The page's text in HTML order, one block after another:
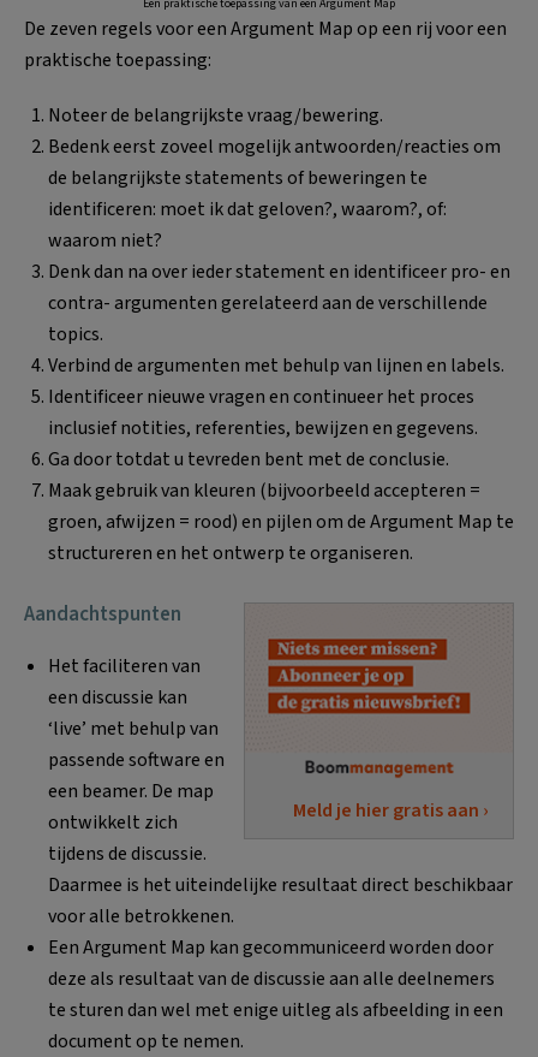
Een praktische toepassing van een Argument Map
De zeven regels voor een Argument Map op een rij voor een
praktische toepassing:
Noteer de belangrijkste vraag/bewering.
Bedenk eerst zoveel mogelijk antwoorden/reacties om
de belangrijkste statements of beweringen te
identificeren: moet ik dat geloven?, waarom?, of:
waarom niet?
Denk dan na over ieder statement en identificeer pro- en
contra- argumenten gerelateerd aan de verschillende
topics.
Verbind de argumenten met behulp van lijnen en labels.
Identificeer nieuwe vragen en continueer het proces
inclusief notities, referenties, bewijzen en gegevens.
Ga door totdat u tevreden bent met de conclusie.
Maak gebruik van kleuren (bijvoorbeeld accepteren =
groen, afwijzen = rood) en pijlen om de Argument Map te
structureren en het ontwerp te organiseren.
Meld je hier gratis aan ›
Aandachtspunten
Het faciliteren van
een discussie kan
‘live’ met behulp van
passende software en
een beamer. De map
ontwikkelt zich
tijdens de discussie.
Daarmee is het uiteindelijke resultaat direct beschikbaar
voor alle betrokkenen.
Een Argument Map kan gecommuniceerd worden door
deze als resultaat van de discussie aan alle deelnemers
te sturen dan wel met enige uitleg als afbeelding in een
document op te nemen.